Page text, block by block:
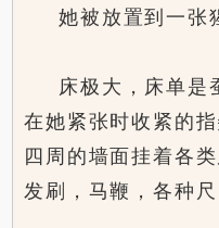
她被放置到一张
床极大，床单是
在她紧张时收紧的
四周的墙面挂着各
发刷，马鞭，各种尺